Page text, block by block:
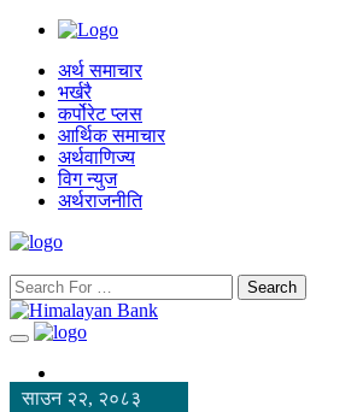
अर्थ समाचार
भर्खरै
कर्पोरेट प्लस
आर्थिक समाचार
अर्थवाणिज्य
विग न्युज
अर्थराजनीति
Search
साउन २२, २०८३